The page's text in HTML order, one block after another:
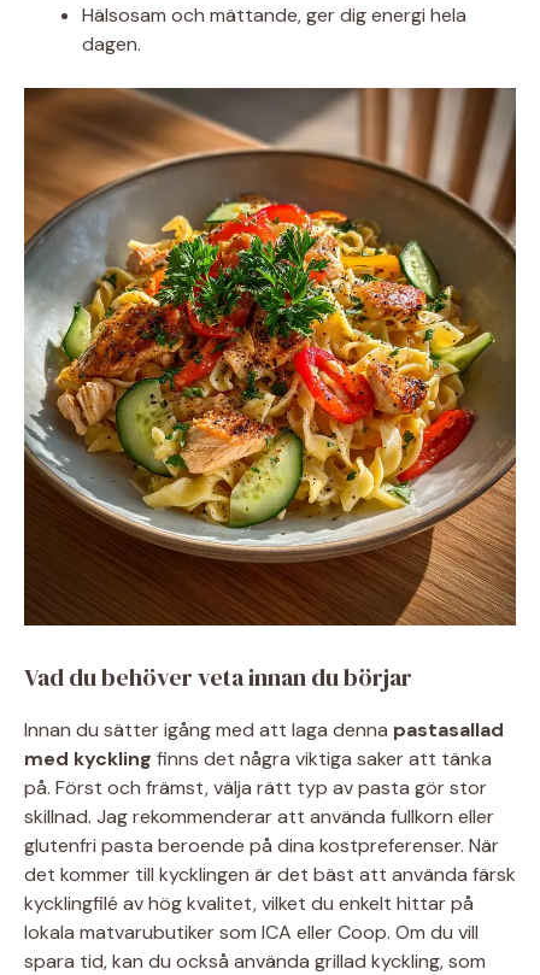
Hälsosam och mättande, ger dig energi hela
dagen.
Vad du behöver veta innan du börjar
Innan du sätter igång med att laga denna pastasallad
med kyckling finns det några viktiga saker att tänka
på. Först och främst, välja rätt typ av pasta gör stor
skillnad. Jag rekommenderar att använda fullkorn eller
glutenfri pasta beroende på dina kostpreferenser. När
det kommer till kycklingen är det bäst att använda färsk
kycklingfilé av hög kvalitet, vilket du enkelt hittar på
lokala matvarubutiker som ICA eller Coop. Om du vill
spara tid, kan du också använda grillad kyckling, som